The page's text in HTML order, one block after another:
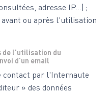
adresse IP...) ;
ou après l'utilisation
de l'utilisation du
d'un email
contact par l'Internaute
» des données